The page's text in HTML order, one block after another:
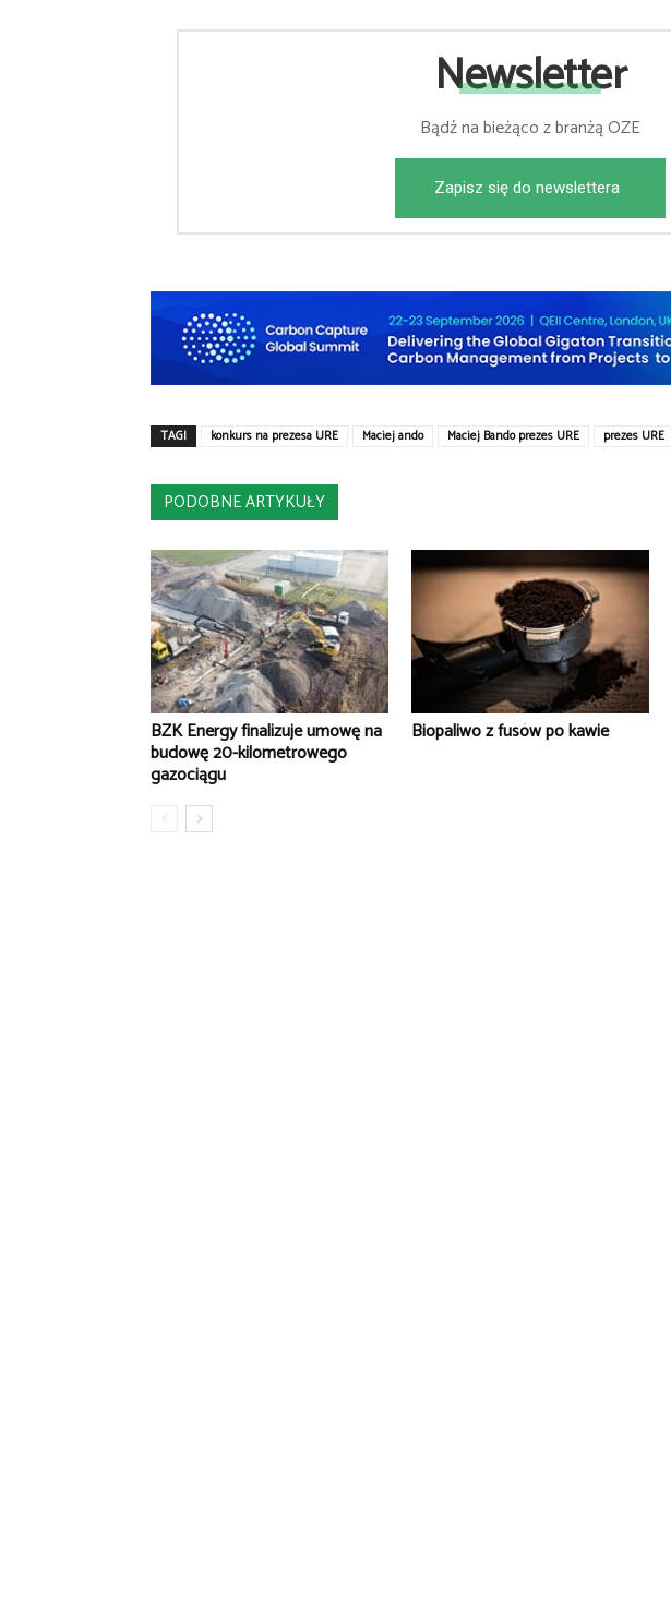
Newsletter
Bądź na bieżąco z branżą OZE
Zapisz się do newslettera
TAGI konkurs na prezesa URE Maciej ando Maciej Bando prezes URE prezes URE
PODOBNE ARTYKUŁY
BZK Energy finalizuje umowę na
budowę 20-kilometrowego
gazociągu
Biopaliwo z fusów po kawie